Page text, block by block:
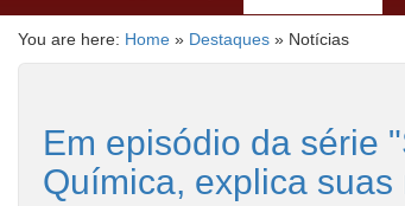
You are here: Home » Destaques » Notícias
Em episódio da série
Química, explica